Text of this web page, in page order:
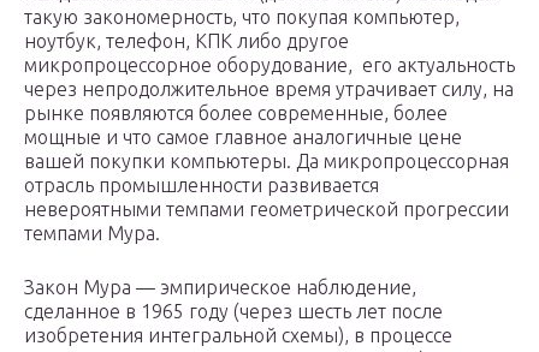
такую закономерность, что покупая компьютер,
ноутбук, телефон, КПК либо другое
микропроцессорное оборудование, его актуальность
через непродолжительное время утрачивает силу, на
рынке появляются более современные, более
мощные и что самое главное аналогичные цене
вашей покупки компьютеры. Да микропроцессорная
отрасль промышленности развивается
невероятными темпами геометрической прогрессии
темпами Мура.
Закон Мура — эмпирическое наблюдение,
сделанное в 1965 году (через шесть лет после
изобретения интегральной схемы), в процессе